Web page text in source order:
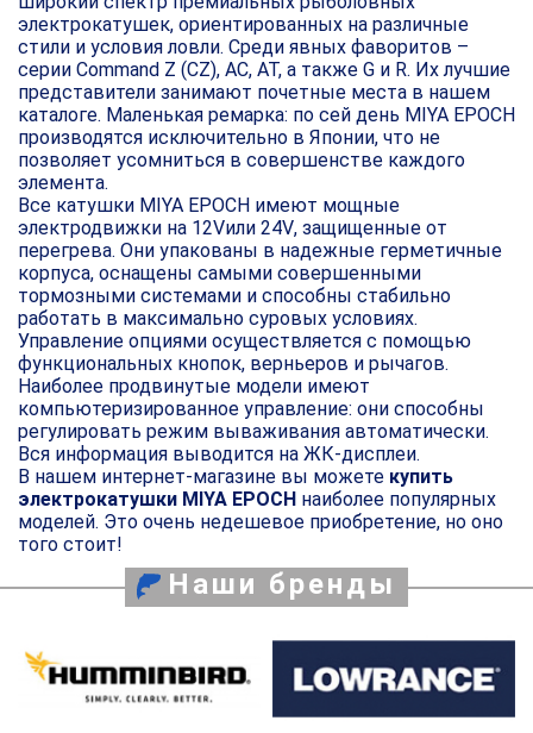
электрокатушек, ориентированных на различные
стили и условия ловли. Среди явных фаворитов –
серии Command Z (CZ), AC, AT, а также G и R. Их лучшие
представители занимают почетные места в нашем
каталоге. Маленькая ремарка: по сей день MIYA EPOCH
производятся исключительно в Японии, что не
позволяет усомниться в совершенстве каждого
элемента.
Все катушки MIYA EPOCH имеют мощные
электродвижки на 12Vили 24V, защищенные от
перегрева. Они упакованы в надежные герметичные
корпуса, оснащены самыми совершенными
тормозными системами и способны стабильно
работать в максимально суровых условиях.
Управление опциями осуществляется с помощью
функциональных кнопок, верньеров и рычагов.
Наиболее продвинутые модели имеют
компьютеризированное управление: они способны
регулировать режим вываживания автоматически.
Вся информация выводится на ЖК-дисплеи.
В нашем интернет-магазине вы можете купить
электрокатушки MIYA EPOCH наиболее популярных
моделей. Это очень недешевое приобретение, но оно
того стоит!
Наши бренды